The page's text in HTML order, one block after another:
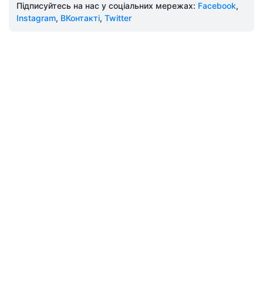
Підписуйтесь на нас у соціальних мережах: Facebook,
Instagram, ВКонтакті, Twitter